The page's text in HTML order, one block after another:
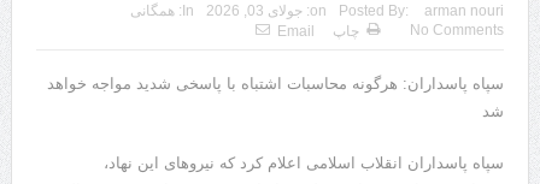
Posted By: arman nouri
on: جولای 03, 2026 In: همگانی
No Comments
چاپ Email
سپاه پاسداران: هرگونه محاسبات اشتباه با پاسخی شدید مواجه خواهد
شد
سپاه پاسداران انقلاب اسلامی اعلام کرد که نیروهای این نهاد،